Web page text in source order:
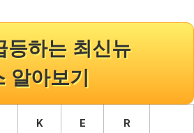
등하는 최신뉴
알아보기
K E R